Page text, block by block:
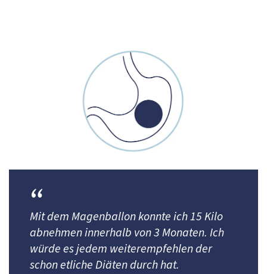
Mit dem Magenballon konnte ich 15 Kilo
abnehmen innerhalb von 3 Monaten. Ich
würde es jedem weiterempfehlen der
schon etliche Diäten durch hat.